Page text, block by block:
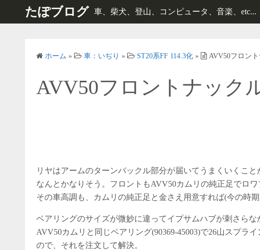
たぽブログ 車、柴犬、登山、コンピュータ、音楽、etc...
ホーム » 車：いぢり » ST20系FF 114.3化 » AVV50フロン
AVV50フロントナック
リヤはアームのターンバックル部分が届いてうまくいくこ
なんとかなりそう。フロントもAVV50カムリの純正足でロ
その車高調も、カムリの純正足と金さえ用意すれば(今の時
ベアリングのサイズが微妙に違ってイプサムハブが刺さら
AVV50カムリと同じベアリング(90369-45003)で26山スプラ
ので、それを注文して解決。